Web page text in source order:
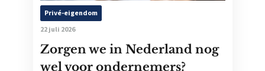
Privé-eigendom
22 juli 2026
Zorgen we in Nederland nog
wel voor ondernemers?